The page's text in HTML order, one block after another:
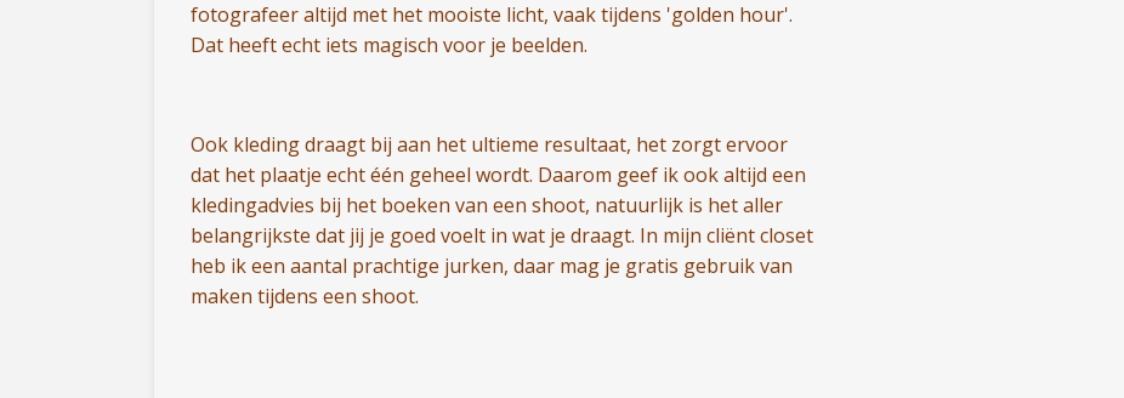
fotografeer altijd met het mooiste licht, vaak tijdens 'golden hour'.
Dat heeft echt iets magisch voor je beelden.
Ook kleding draagt bij aan het ultieme resultaat, het zorgt ervoor
dat het plaatje echt één geheel wordt. Daarom geef ik ook altijd een
kledingadvies bij het boeken van een shoot, natuurlijk is het aller
belangrijkste dat jij je goed voelt in wat je draagt. In mijn cliënt closet
heb ik een aantal prachtige jurken, daar mag je gratis gebruik van
maken tijdens een shoot.